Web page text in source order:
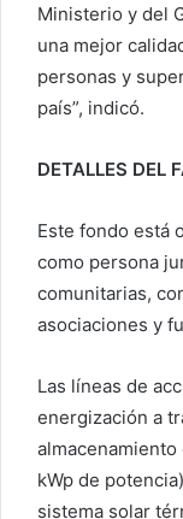
Ministerio y del
una mejor
personas y
país”, indicó.
DETALLES DEL
Este fondo está
como persona
comunitarias,
asociaciones y
Las líneas de
energización a
almacenamiento
kWp de
sistema solar